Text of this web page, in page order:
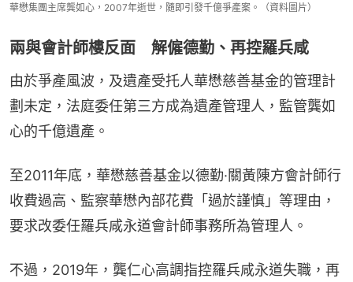
華懋集團主席龔如心，2007年逝世，隨即引發千億爭產案。（資料圖片）
兩與會計師樓反面 解僱德勤、再控羅兵咸
由於爭產風波，及遺產受托人華懋慈善基金的管理計
劃未定，法庭委任第三方成為遺產管理人，監管龔如
心的千億遺產。
至2011年底，華懋慈善基金以德勤·關黃陳方會計師行
收費過高、監察華懋內部花費「過於謹慎」等理由，
要求改委任羅兵咸永道會計師事務所為管理人。
不過，2019年，龔仁心高調指控羅兵咸永道失職，再